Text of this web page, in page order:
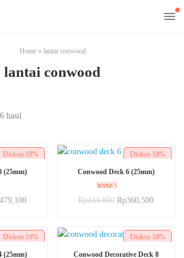
Home» lantai conwood
lantai conwood
hasil
Diskon 18%
(25mm)
Diskon 18%
Conwood Deck 6 (25mm)
Dinilai
5.00
Rp439,800 Rp360,500
Diskon 19%
(25mm)
Diskon 18%
Conwood Decorative Deck 8